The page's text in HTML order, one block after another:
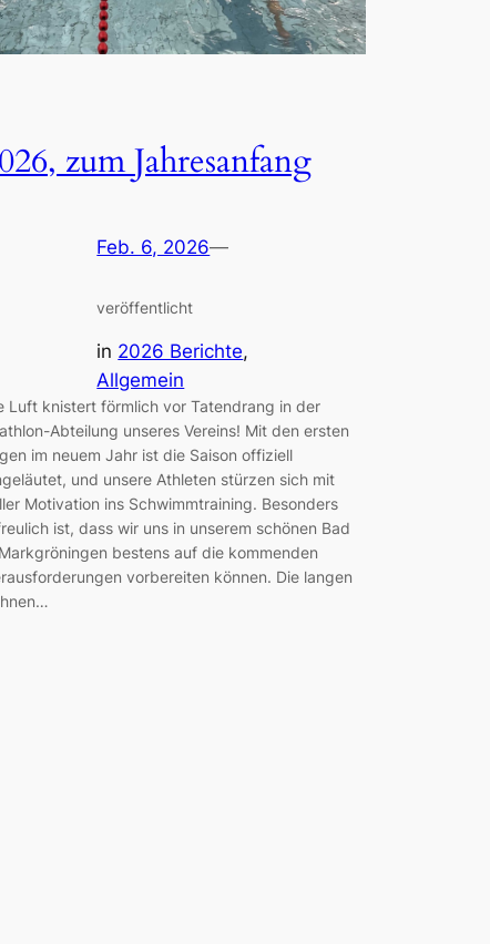
zum Jahresanfang
Feb. 6, 2026—
veröffentlicht
in 2026 Berichte
Allgemein
Luft knistert förmlich vor Tatendrang in der
Abteilung unseres Vereins! Mit den ersten
im neuem Jahr ist die Saison offiziell
und unsere Athleten stürzen sich mit
Motivation ins Schwimmtraining. Besonders
ist, dass wir uns in unserem schönen Bad
bestens auf die kommenden
vorbereiten können. Die langen